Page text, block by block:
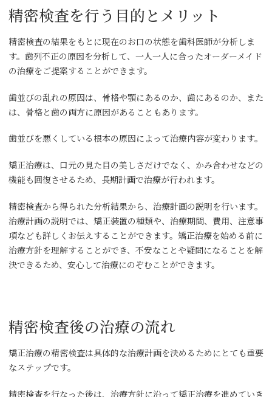
精密検査を行う目的とメリット
精密検査の結果をもとに現在のお口の状態を歯科医師が分析しま
す。歯列不正の原因を分析して、一人一人に合ったオーダーメイド
の治療をご提案することができます。
歯並びの乱れの原因は、骨格や顎にあるのか、歯にあるのか、また
は、骨格と歯の両方に原因があることもあります。
歯並びを悪くしている根本の原因によって治療内容が変わります。
矯正治療は、口元の見た目の美しさだけでなく、かみ合わせなどの
機能も回復させるため、長期計画で治療が行われます。
精密検査から得られた分析結果から、治療計画の説明を行います。
治療計画の説明では、矯正装置の種類や、治療期間、費用、注意事
項なども詳しくお伝えすることができます。矯正治療を始める前に
治療方針を理解することができ、不安なことや疑問になることを解
決できるため、安心して治療にのぞむことができます。
精密検査後の治療の流れ
矯正治療の精密検査は具体的な治療計画を決めるためにとても重要
なステップです。
精密検査を行なった後は、治療方針に沿って矯正治療を進めていき